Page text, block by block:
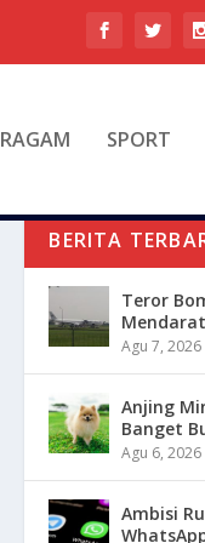
RAGAM SPORT
BERITA
Teror
Agu 7, 2026
Anjing
Banget
Agu 6, 2026
Ambisi